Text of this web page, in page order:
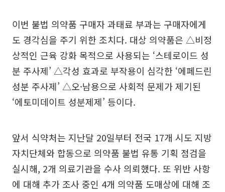
이번 불법 의약품 구매자 과태료 부과는 구매자에게
도 경각심을 주기 위한 조치다. 대상 의약품은 △비정
상적인 근육 강화 목적으로 사용되는 ‘스테로이드 성
분 주사제’ △각성 효과로 부작용이 심각한 ‘에페드린
성분 주사제’ △오·남용으로 사회적 문제가 제기된
‘에토미데이트 성분제제’ 등이다.
앞서 식약처는 지난달 20일부터 전국 17개 시도 지방
자치단체와 합동으로 의약품 불법 유통 기획 점검을
실시해, 2개 의료기관을 수사 의뢰했다. 또 위반 사항
에 대해 추가 조사 중인 4개 의약품 도매상에 대해 조